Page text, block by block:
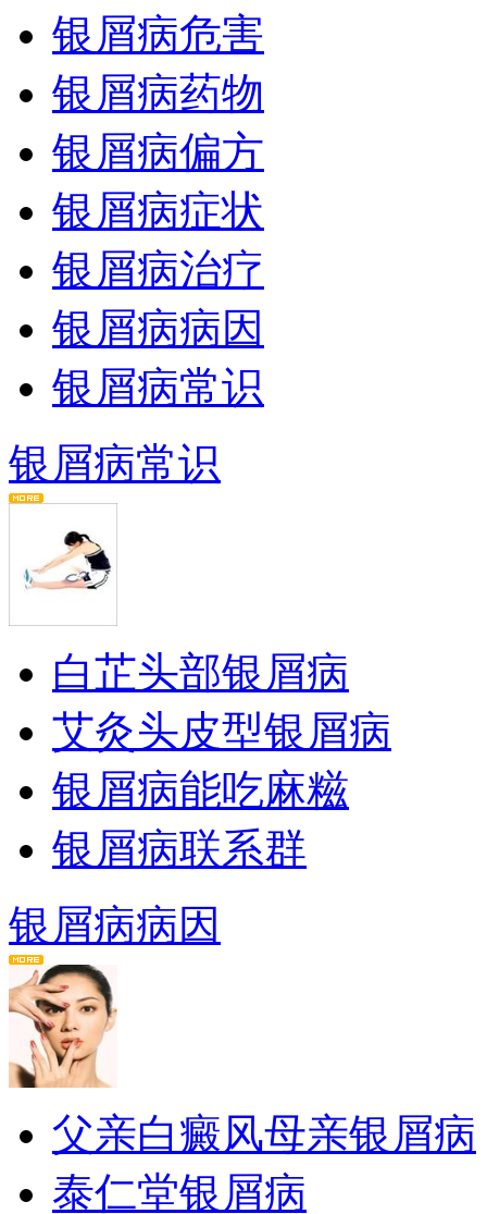
银屑病危害
银屑病药物
银屑病偏方
银屑病症状
银屑病治疗
银屑病病因
银屑病常识
银屑病常识
白芷头部银屑病
艾灸头皮型银屑病
银屑病能吃麻糍
银屑病联系群
银屑病病因
父亲白癜风母亲银屑病
泰仁堂银屑病